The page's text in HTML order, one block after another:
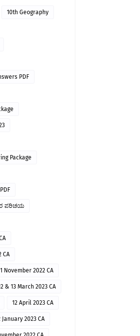
10th Geography
PDF
Package
ಪರಿಚಯ
CA
November 2022 CA
& 13 March 2023 CA
12 April 2023 CA
January 2023 CA